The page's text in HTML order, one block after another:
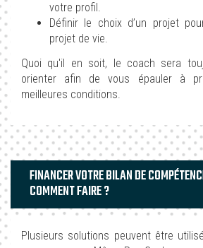
votre profil.
Définir le choix d’un projet
projet de vie.
Quoi qu'il en soit, le coach sera
orienter afin de vous épauler à
meilleures conditions.
FINANCER VOTRE BILAN DE
COMMENT FAIRE ?
Plusieurs solutions peuvent être